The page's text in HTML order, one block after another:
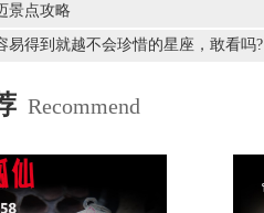
景点攻略
易得到就越不会珍惜的星座，敢看吗?
Recommend